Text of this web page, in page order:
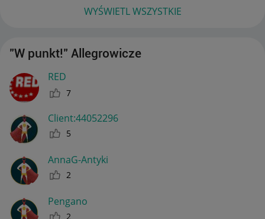
WYŚWIETL WSZYSTKIE
"W punkt!" Allegrowicze
RED
7
Client:44052296
5
AnnaG-Antyki
2
Pengano
2